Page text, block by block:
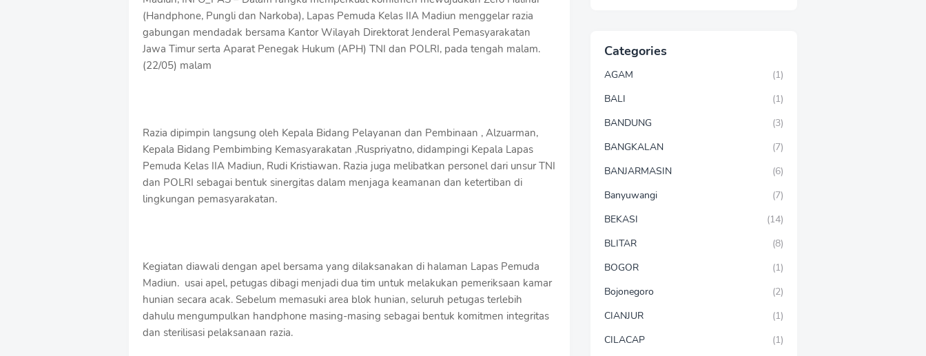
(Handphone, Pungli dan Narkoba), Lapas Pemuda Kelas IIA Madiun menggelar razia
gabungan mendadak bersama Kantor Wilayah Direktorat Jenderal Pemasyarakatan
Jawa Timur serta Aparat Penegak Hukum (APH) TNI dan POLRI, pada tengah malam.
(22/05) malam
Razia dipimpin langsung oleh Kepala Bidang Pelayanan dan Pembinaan , Alzuarman,
Kepala Bidang Pembimbing Kemasyarakatan ,Ruspriyatno, didampingi Kepala Lapas
Pemuda Kelas IIA Madiun, Rudi Kristiawan. Razia juga melibatkan personel dari unsur TNI
dan POLRI sebagai bentuk sinergitas dalam menjaga keamanan dan ketertiban di
lingkungan pemasyarakatan.
Kegiatan diawali dengan apel bersama yang dilaksanakan di halaman Lapas Pemuda
Madiun. usai apel, petugas dibagi menjadi dua tim untuk melakukan pemeriksaan kamar
hunian secara acak. Sebelum memasuki area blok hunian, seluruh petugas terlebih
dahulu mengumpulkan handphone masing-masing sebagai bentuk komitmen integritas
dan sterilisasi pelaksanaan razia.
o
f
f
T
e
t
e
s
Categories
AGAM
(1)
BALI
(1)
BANDUNG
(3)
BANGKALAN
(7)
BANJARMASIN
(6)
Banyuwangi
(7)
BEKASI
(14)
BLITAR
(8)
BOGOR
(1)
Bojonegoro
(2)
CIANJUR
(1)
CILACAP
(1)